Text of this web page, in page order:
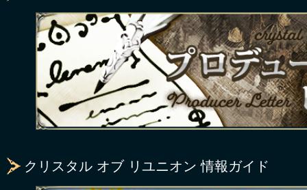
クリスタル オブ リユニオン 情報ガイド